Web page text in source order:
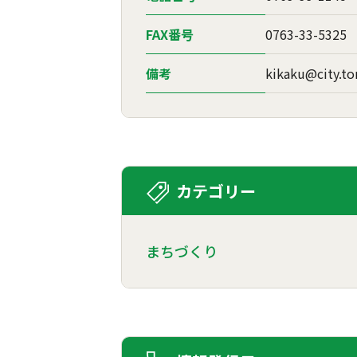
FAX番号 0763-33-5325
備考
カテゴリー
まちづくり